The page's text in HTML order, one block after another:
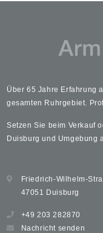
Über 65 Jahre Erfahrung
gesamten Ruhrgebiet.
Setzen Sie beim Verkauf
Duisburg und Umgebung
Friedrich-Wilhelm-
47051 Duisburg
+49 203 282870
Nachricht senden